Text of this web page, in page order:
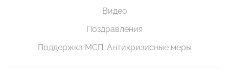
Видео
Поздравления
Поддержка МСП. Антикризисные меры